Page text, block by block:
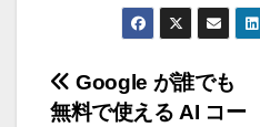
投Google が誰でも
無料で使える AI コー